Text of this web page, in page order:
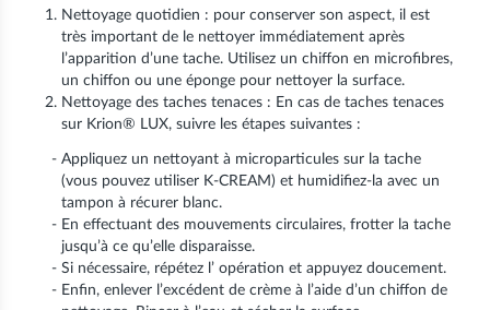
Nettoyage quotidien : pour conserver son aspect, il est
très important de le nettoyer immédiatement après
l’apparition d’une tache. Utilisez un chiffon en microfibres,
un chiffon ou une éponge pour nettoyer la surface.
Nettoyage des taches tenaces : En cas de taches tenaces
sur Krion® LUX, suivre les étapes suivantes :
Appliquez un nettoyant à microparticules sur la tache
(vous pouvez utiliser K-CREAM) et humidifiez-la avec un
tampon à récurer blanc.
En effectuant des mouvements circulaires, frotter la tache
jusqu’à ce qu’elle disparaisse.
Si nécessaire, répétez l’ opération et appuyez doucement.
Enfin, enlever l’excédent de crème à l’aide d’un chiffon de